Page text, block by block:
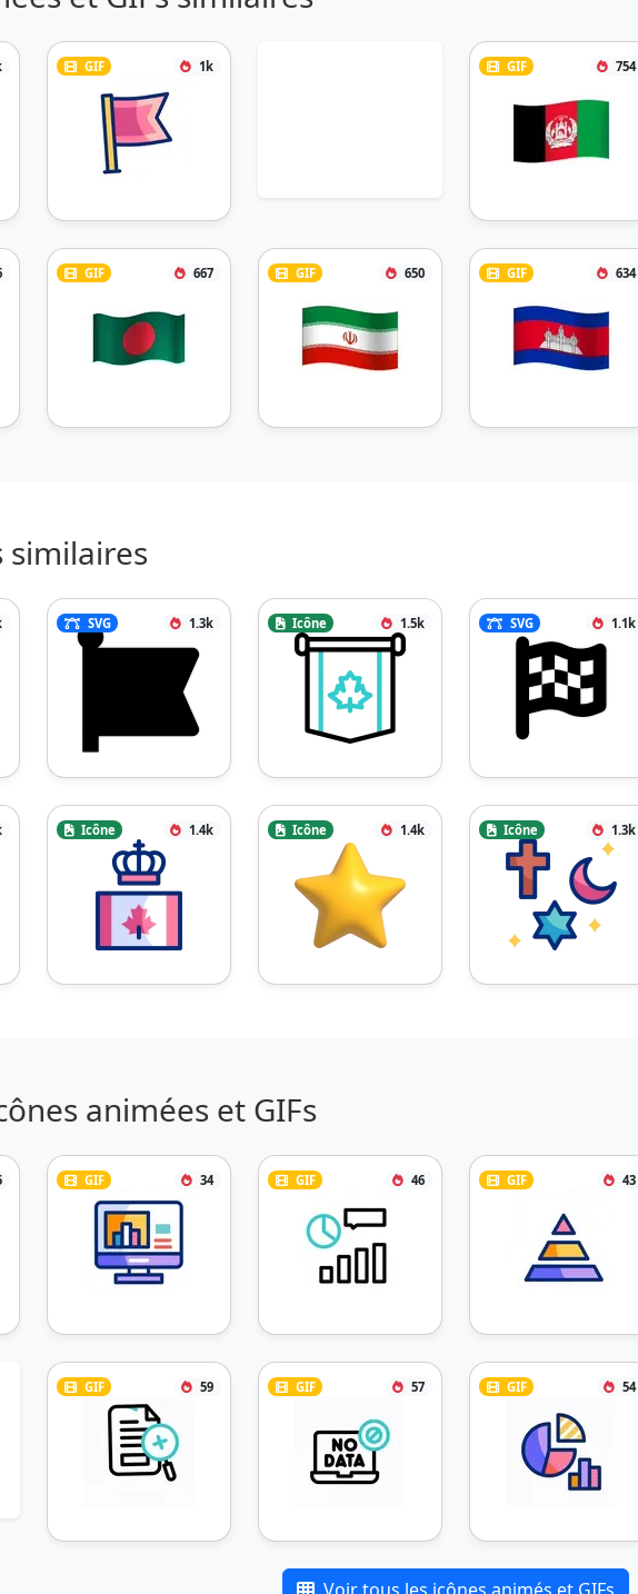
GIF 1k GIF 754
GIF 667 GIF 650 GIF 634
similaires
SVG 1.3k Icône 1.5k SVG 1.1k
Icône 1.4k Icône 1.4k Icône 1.3k
animées et GIFs
GIF 34 GIF 46 GIF 43
GIF 59 GIF 57 GIF 54